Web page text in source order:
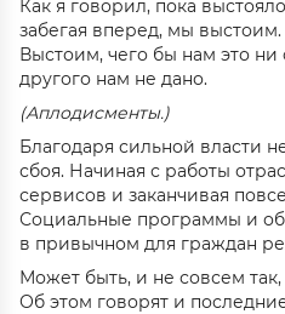
Как я говорил, пока
забегая вперед, мы
Выстоим, чего бы нам это ни
другого нам не дано.
(Аплодисменты.)
Благодаря сильной власти
сбоя. Начиная с работы
сервисов и заканчивая
Социальные программы и
в привычном для граждан
Может быть, и не совсем так,
Об этом говорят и